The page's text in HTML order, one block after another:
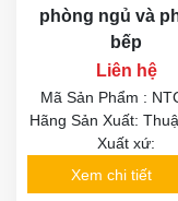
phòng ngủ và
bếp
Liên hệ
Mã Sản Phẩm :
Hãng Sản Xuất:
Xuất xứ:
Xem chi tiết